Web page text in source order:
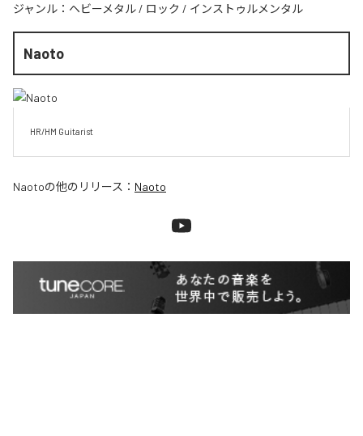
ジャンル： ヘビーメタル / ロック / インストゥルメンタル
Naoto
HR/HM Guitarist
Naotoの他のリリース： Naoto